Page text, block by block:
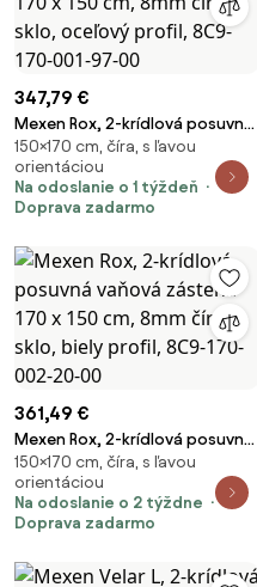
347,79 €
Mexen Rox, 2-krídlová posuvná
vaňová zástena 170 x 150 cm,
8mm číre sklo, oceľový profil,
8C9-170-001-97-00
150×170 cm, číra, s ľavou
orientáciou
Na odoslanie o 1 týždeň
Doprava zadarmo
361,49 €
Mexen Rox, 2-krídlová posuvná
vaňová zástena 170 x 150 cm,
8mm číre sklo, biely profil, 8C9-
170-002-20-00
150×170 cm, číra, s ľavou
orientáciou
Na odoslanie o 2 týždne
Doprava zadarmo